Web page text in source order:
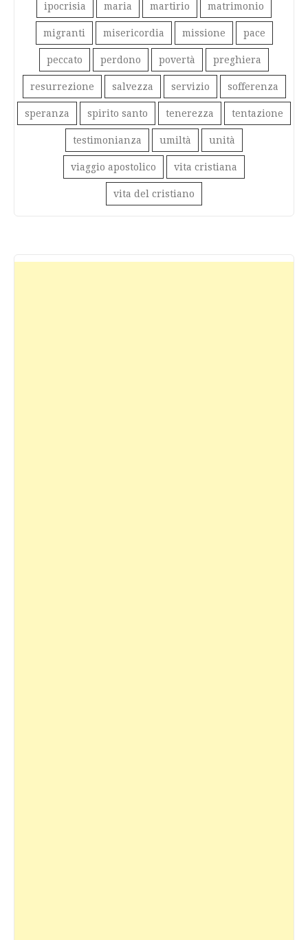
ipocrisia maria martirio matrimonio
migranti misericordia missione pace
peccato perdono povertà preghiera
resurrezione salvezza servizio sofferenza
speranza spirito santo tenerezza tentazione
testimonianza umiltà unità
viaggio apostolico vita cristiana
vita del cristiano